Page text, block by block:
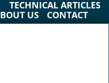
TECHNICAL ARTICLES
US CONTACT